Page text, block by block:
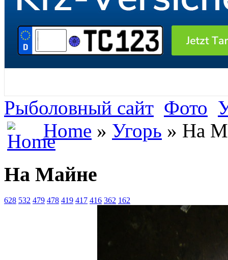
Рыболовный сайт Фото
Home » Угорь » На
На Майне
628 532 479 478 419 417 416 362 162